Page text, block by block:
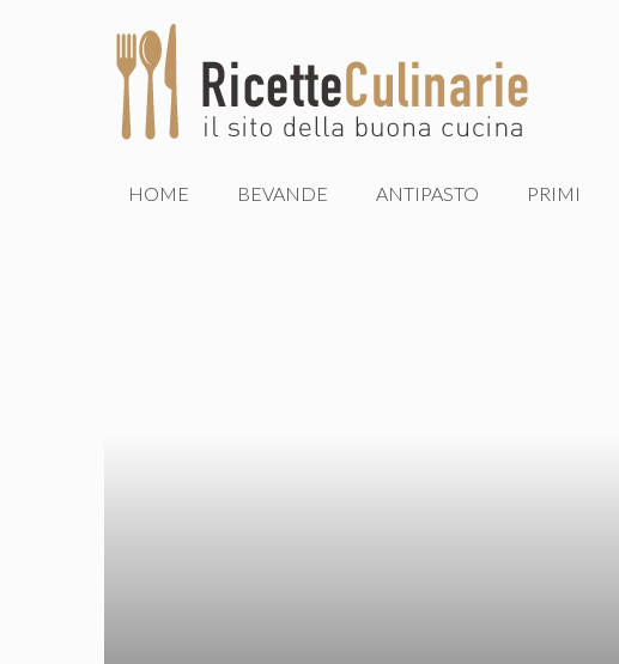
HOME BEVANDE ANTIPASTO PRIMI